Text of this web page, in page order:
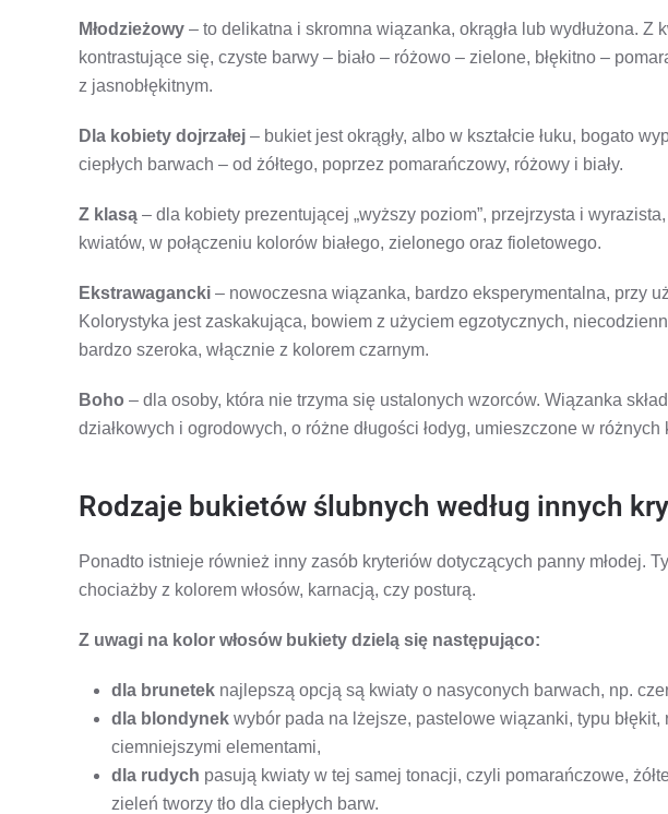
Młodzieżowy – to delikatna i skromna wiązanka, okrągła lub wydłużona. Z
kontrastujące się, czyste barwy – biało – różowo – zielone, błękitno –
z jasnobłękitnym.
Dla kobiety dojrzałej – bukiet jest okrągły, albo w kształcie łuku, bogato
ciepłych barwach – od żółtego, poprzez pomarańczowy, różowy i biały.
Z klasą – dla kobiety prezentującej „wyższy poziom”, przejrzysta i
kwiatów, w połączeniu kolorów białego, zielonego oraz fioletowego.
Ekstrawagancki – nowoczesna wiązanka, bardzo eksperymentalna, przy
Kolorystyka jest zaskakująca, bowiem z użyciem egzotycznych,
bardzo szeroka, włącznie z kolorem czarnym.
Boho – dla osoby, która nie trzyma się ustalonych wzorców. Wiązanka
działkowych i ogrodowych, o różne długości łodyg, umieszczone w
Rodzaje bukietów ślubnych według innych
Ponadto istnieje również inny zasób kryteriów dotyczących panny młodej.
chociażby z kolorem włosów, karnacją, czy posturą.
Z uwagi na kolor włosów bukiety dzielą się następująco:
dla brunetek najlepszą opcją są kwiaty o nasyconych barwach, np.
dla blondynek wybór pada na lżejsze, pastelowe wiązanki, typu
ciemniejszymi elementami,
dla rudych pasują kwiaty w tej samej tonacji, czyli pomarańczowe,
zieleń tworzy tło dla ciepłych barw.